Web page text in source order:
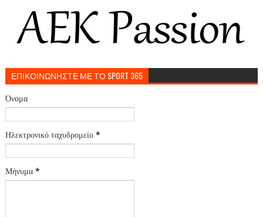
ΕΠΙΚΟΙΝΩΝΗΣΤΕ ΜΕ ΤΟ SPORT 365
Όνομα
Ηλεκτρονικό ταχυδρομείο *
Μήνυμα *